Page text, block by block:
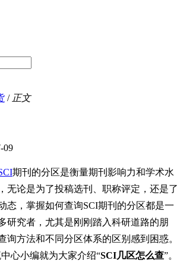
/ 正文
09
期刊的分区是衡量期刊影响力和学术水
无论是为了投稿选刊、职称评定，还是了
态，掌握如何查询SCI期刊的分区都是一
研究者，尤其是刚刚踏入科研道路的朋
询方法和不同分区体系的区别感到困惑。
心小编就为大家介绍“SCI几区怎么查”。